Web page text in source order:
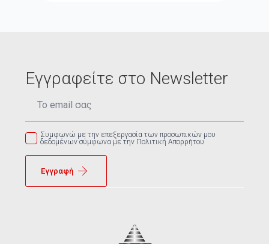
Εγγραφείτε στο Newsletter
Συμφωνώ με την επεξεργασία των προσωπικών μου
δεδομένων σύμφωνα με την Πολιτική Απορρήτου
Εγγραφή